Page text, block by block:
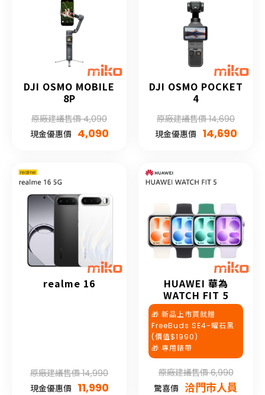
DJI OSMO MOBILE
8P
原廠建議售價 4,090
現金優惠價 4,090
DJI OSMO POCKET
4
原廠建議售價 14,690
現金優惠價 14,690
realme 16
原廠建議售價 14,990
現金優惠價 11,990
HUAWEI 華為
WATCH FIT 5
🎁 新品上市買就贈
FreeBuds SE4-曜石黑
(價值$1990)
🎁 專用錶帶
原廠建議售價 6,990
驚喜價 洽門市人員